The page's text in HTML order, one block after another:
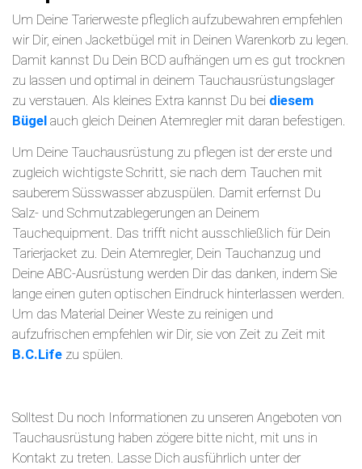
Um Deine Tarierweste pfleglich aufzubewahren empfehlen
wir Dir, einen Jacketbügel mit in Deinen Warenkorb zu legen.
Damit kannst Du Dein BCD aufhängen um es gut trocknen
zu lassen und optimal in deinem Tauchausrüstungslager
zu verstauen. Als kleines Extra kannst Du bei diesem
Bügel auch gleich Deinen Atemregler mit daran befestigen.
Um Deine Tauchausrüstung zu pflegen ist der erste und
zugleich wichtigste Schritt, sie nach dem Tauchen mit
sauberem Süsswasser abzuspülen. Damit erfernst Du
Salz- und Schmutzablegerungen an Deinem
Tauchequipment. Das trifft nicht ausschließlich für Dein
Tarierjacket zu. Dein Atemregler, Dein Tauchanzug und
Deine ABC-Ausrüstung werden Dir das danken, indem Sie
lange einen guten optischen Eindruck hinterlassen werden.
Um das Material Deiner Weste zu reinigen und
aufzufrischen empfehlen wir Dir, sie von Zeit zu Zeit mit
B.C.Life zu spülen.
Solltest Du noch Informationen zu unseren Angeboten von
Tauchausrüstung haben zögere bitte nicht, mit uns in
Kontakt zu treten. Lasse Dich ausführlich unter der